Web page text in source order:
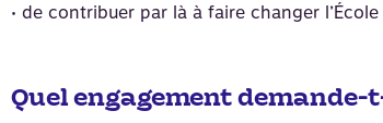
• de contribuer par là à faire changer
Quel engagement demande-